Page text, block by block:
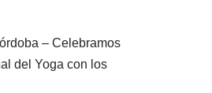
– Celebramos
del Yoga con los